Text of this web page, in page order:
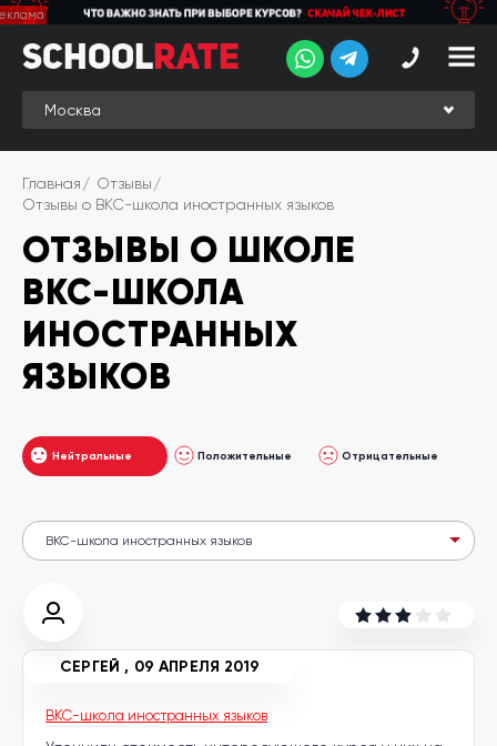
School
Rate
Рейтинг
Online-
рейтинг
Отзывы
студентов
Обзоры
экспертов
Новые
группы
Ищу курс:
английского
Ваш
Личный
школы
SchoolRate
Главная
Отзывы
Отзывы о BKC-школа иностранных языков
ОТЗЫВЫ О ШКОЛЕ
BKC-ШКОЛА
ИНОСТРАННЫХ
ЯЗЫКОВ
Нейтральные Положительные Отрицательные
BKC-школа иностранных языков
СЕРГЕЙ , 09 АПРЕЛЯ 2019